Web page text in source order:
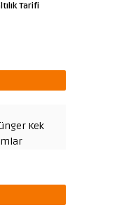
Tarifi
Kek